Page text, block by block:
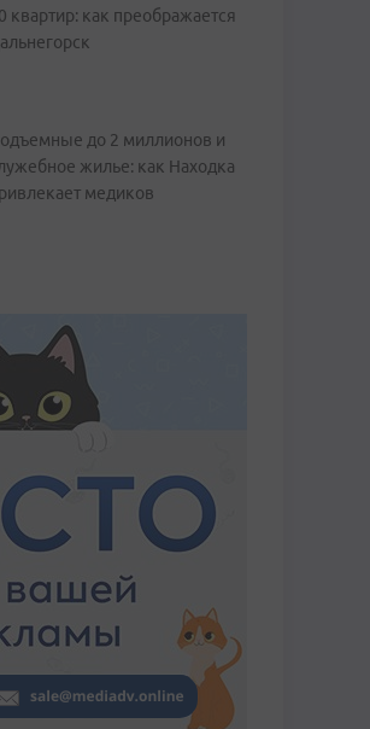
квартир: как преображается
до 2 миллионов и
жилье: как Находка
медиков